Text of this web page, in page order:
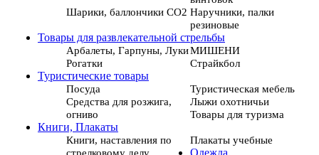
Шарики, баллончики СО2 Наручники, палки
резиновые
Товары для развлекательной стрельбы
Арбалеты, Гарпуны, ЛукиМИШЕНИ
Рогатки
Страйкбол
Туристические товары
Посуда
Туристическая мебель
Средства для розжига,
огниво
Лыжи охотничьи
Товары для туризма
Книги, Плакаты
Книги, наставления по
стрелковому делу
Плакаты учебные
Одежда,